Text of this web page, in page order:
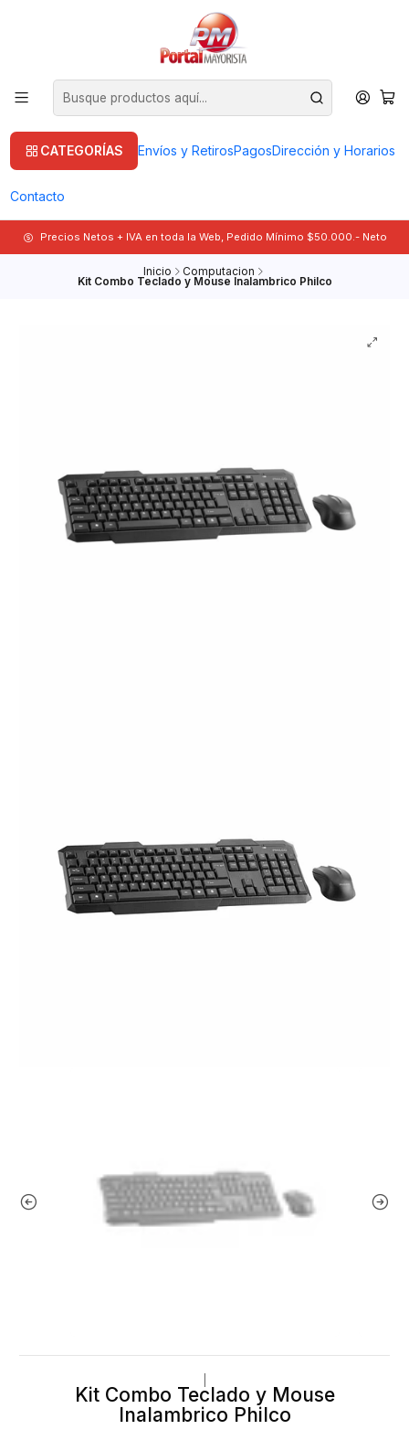
CATEGORÍAS Envíos y RetirosPagosDirección y Horarios
Contacto
Precios Netos + IVA en toda la Web, Pedido Mínimo $50.000.- Neto
Inicio Computacion
Kit Combo Teclado y Mouse Inalambrico Philco
Kit Combo Teclado y Mouse
Inalambrico Philco